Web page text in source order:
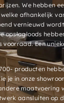
We hebben
afhankelijk
vernieuwd
opslagloods
voorraad. Een
producten
je in onze
maatvoering
aansluiten op